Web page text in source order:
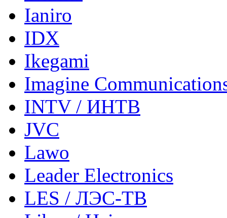
Ianiro
IDX
Ikegami
Imagine
INTV / ИНТВ
JVC
Lawo
Leader Electronics
LES / ЛЭС-ТВ